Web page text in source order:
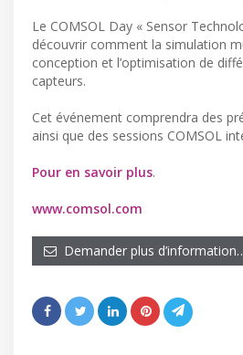
Le COMSOL Day « Sensor
découvrir comment la simulation
conception et l’optimisation de
capteurs.
Cet événement comprendra des
ainsi que des sessions COMSOL
Pour en savoir plus.
www.comsol.com
Demander plus